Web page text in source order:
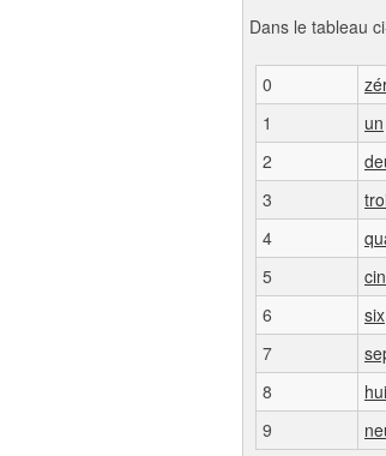
Dans le tableau
0
1
un
2
3
4
5
6
six
7
8
9